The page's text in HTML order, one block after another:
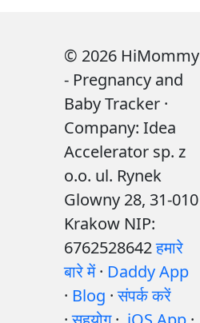
© 2026 HiMommy
- Pregnancy and
Baby Tracker ·
Company: Idea
Accelerator sp. z
o.o. ul. Rynek
Glowny 28, 31-010
Krakow NIP:
6762528642हमारे
बारे में· Daddy App
· Blog ·संपर्क करें